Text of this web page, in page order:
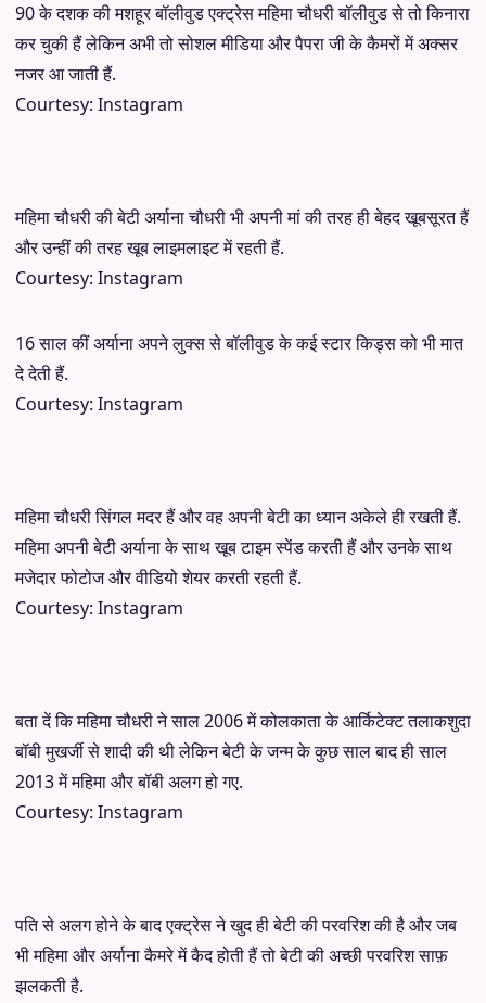
90 के दशक की मशहूर बॉलीवुड एक्ट्रेस महिमा चौधरी बॉलीवुड से तो किनारा
कर चुकी हैं लेकिन अभी तो सोशल मीडिया और पैपरा जी के कैमरों में अक्सर
नजर आ जाती हैं.
Courtesy: Instagram
महिमा चौधरी की बेटी अर्याना चौधरी भी अपनी मां की तरह ही बेहद खूबसूरत हैं
और उन्हीं की तरह खूब लाइमलाइट में रहती हैं.
Courtesy: Instagram
16 साल कीं अर्याना अपने लुक्स से बॉलीवुड के कई स्टार किड्स को भी मात
दे देती हैं.
Courtesy: Instagram
महिमा चौधरी सिंगल मदर हैं और वह अपनी बेटी का ध्यान अकेले ही रखती हैं.
महिमा अपनी बेटी अर्याना के साथ खूब टाइम स्पेंड करती हैं और उनके साथ
मजेदार फोटोज और वीडियो शेयर करती रहती हैं.
Courtesy: Instagram
बता दें कि महिमा चौधरी ने साल 2006 में कोलकाता के आर्किटेक्ट तलाकशुदा
बॉबी मुखर्जी से शादी की थी लेकिन बेटी के जन्म के कुछ साल बाद ही साल
2013 में महिमा और बॉबी अलग हो गए.
Courtesy: Instagram
पति से अलग होने के बाद एक्ट्रेस ने खुद ही बेटी की परवरिश की है और जब
भी महिमा और अर्याना कैमरे में कैद होती हैं तो बेटी की अच्छी परवरिश साफ़
झलकती है.